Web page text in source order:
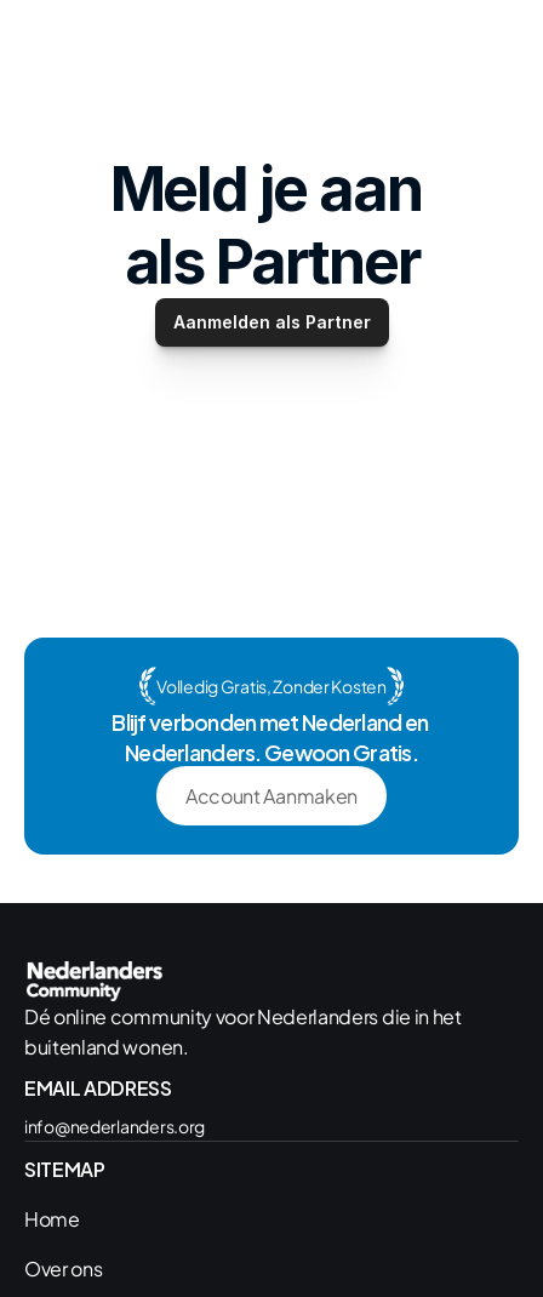
Meld je aan
als Partner
Aanmelden als Partner
Volledig Gratis, Zonder Kosten
Blijf verbonden met Nederland en
Nederlanders. Gewoon Gratis.
Account Aanmaken
Dé online community voor Nederlanders die in het
buitenland wonen.
EMAIL ADDRESS
info@nederlanders.org
SITEMAP
Home
Over ons